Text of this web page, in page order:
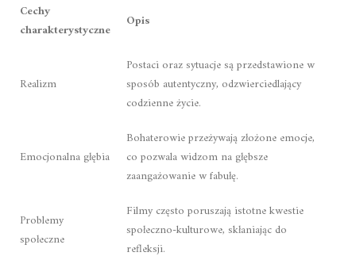
Cechy
charakterystyczne
Opis
Realizm
Postaci oraz sytuacje są przedstawione w
sposób autentyczny, odzwierciedlający
codzienne życie.
Emocjonalna głębia
Bohaterowie przeżywają złożone emocje,
co pozwala widzom na głębsze
zaangażowanie w fabułę.
Problemy
społeczne
Filmy często poruszają istotne kwestie
społeczno-kulturowe, skłaniając do
refleksji.